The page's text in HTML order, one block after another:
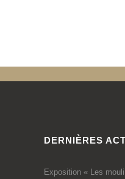
DERNIÈRES
Exposition « Les